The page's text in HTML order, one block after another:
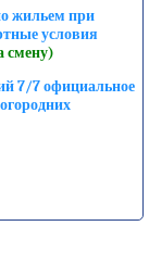
жильем при
условия
смену)
7/7 официальное